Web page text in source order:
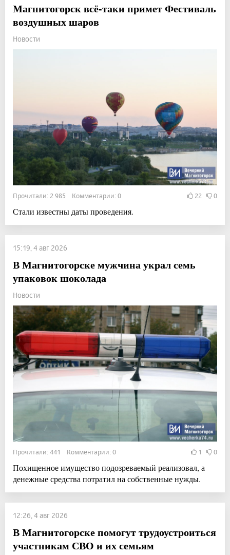
Магнитогорск всё-таки примет Фестиваль
воздушных шаров
Новости
Прочитали: 2 985 Комментарии: 0 22 0
Стали известны даты проведения.
15:19, 4 авг 2026
В Магнитогорске мужчина украл семь
упаковок шоколада
Новости
Прочитали: 441 Комментарии: 0 1 0
Похищенное имущество подозреваемый реализовал, а
денежные средства потратил на собственные нужды.
12:26, 4 авг 2026
В Магнитогорске помогут трудоустроиться
участникам СВО и их семьям